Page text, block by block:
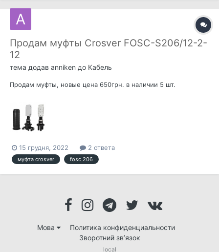
Продам муфты Crosver FOSC-S206/12-2-
12
тема додав anniken до Кабель
Продам муфты, новые цена 650грн. в наличии 5 шт.
15 грудня, 2022 2 ответа
муфта crosver fosc 206
Мова
Политика конфиденциальности
Зворотний зв’язок
local